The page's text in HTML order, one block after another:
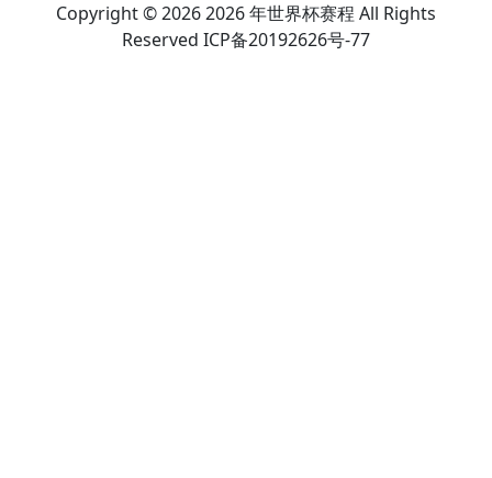
Copyright © 2026 2026 年世界杯赛程 All Rights
Reserved ICP备20192626号-77